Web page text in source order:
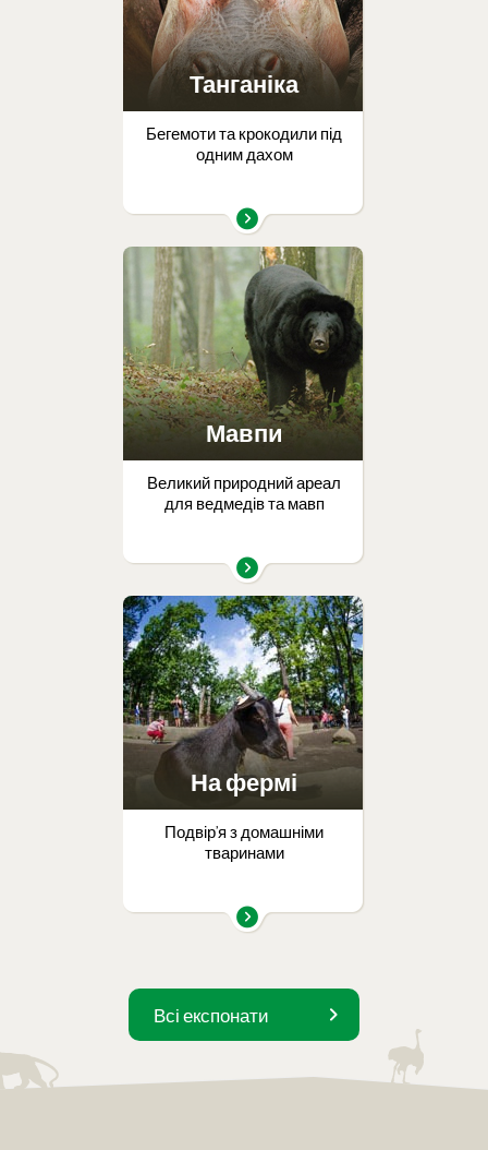
Танганіка
Бегемоти та крокодили під
одним дахом
Мавпи
Великий природний ареал
для ведмедів та мавп
На фермі
Подвір’я з домашніми
тваринами
Всі експонати